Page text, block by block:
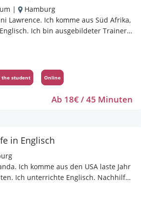
|
Hamburg
Lawrence. Ich komme aus Süd Afrika,
ausgebildeter Trainer.
und
the student Online
Ab 18€ / 45 Minuten
in Englisch
Ich komme aus den USA laste Jahr
mein muttersprache ist. ich